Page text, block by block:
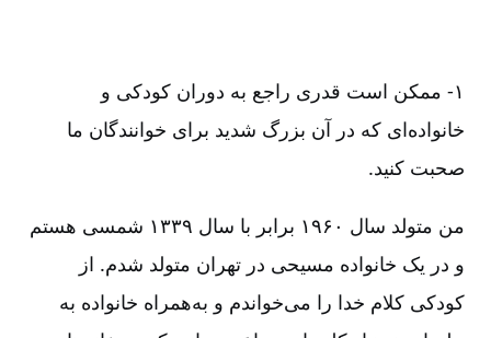
۱-‏‏‏‏ ممکن است قدری راجع به دوران کودکی و
خانواده‌‌ای که در آن بزرگ شدید برای خوانندگان ما
صحبت کنید.
من متولد سال ۱۹۶۰ برابر با سال ۱۳۳۹ شمسی هستم
و در یک خانواده مسیحی در تهران متولد شدم. از
کودکی کلام خدا را می‌‌خواندم و به‌‌همراه خانواده به